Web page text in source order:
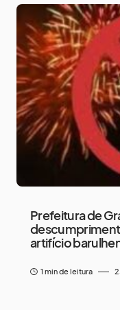
Prefeitura de
artifício
1 min de leitura